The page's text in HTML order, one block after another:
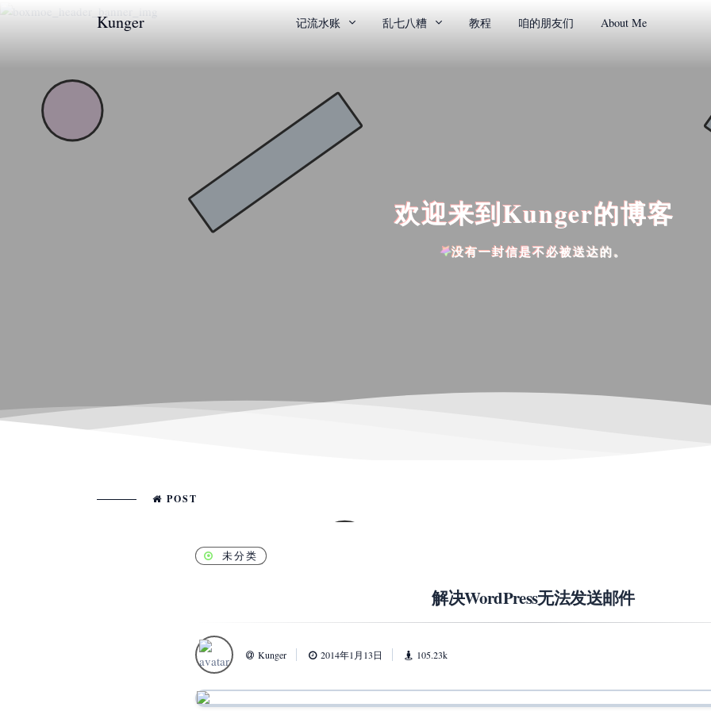
Kunger 记流水账 乱七八糟 教程 咱的朋友们 About Me
欢迎来到Kunger的博客
没有一封信是不必被送达的。
POST
未分类
解决WordPress无法发送邮件
Kunger 2014年1月13日 105.23k